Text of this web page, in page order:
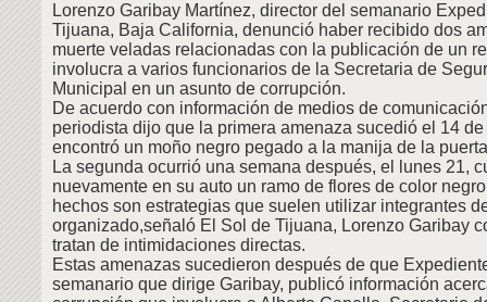
Lorenzo Garibay Martínez, director del semanario
Tijuana, Baja California, denunció haber recibido dos
muerte veladas relacionadas con la publicación de un
involucra a varios funcionarios de la Secretaria de
Municipal en un asunto de corrupción.
De acuerdo con información de medios de
periodista dijo que la primera amenaza sucedió el 14
encontró un moño negro pegado a la manija de la
La segunda ocurrió una semana después, el lunes 21,
nuevamente en su auto un ramo de flores de color
hechos son estrategias que suelen utilizar integrantes
organizado,señaló El Sol de Tijuana, Lorenzo Garibay
tratan de intimidaciones directas.
Estas amenazas sucedieron después de que
semanario que dirige Garibay, publicó información